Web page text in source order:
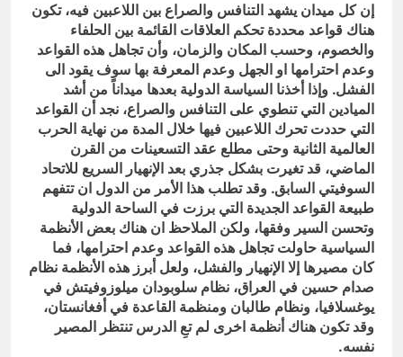
إن كل ميدان يشهد التنافس والصراع بين اللاعبين فيه، تكون
هناك قواعد محددة تحكم العلاقات القائمة بين الحلفاء
والخصوم، وحسب المكان والزمان، وأن تجاهل هذه القواعد
وعدم احترامها او الجهل وعدم المعرفة بها سوف يقود الى
الفشل. وإذا أخذنا السياسة الدولية بعدها ميداناً من أشد
الميادين التي تنطوي على التنافس والصراع، نجد أن القواعد
التي حددت تحرك اللاعبين فيها خلال المدة من نهاية الحرب
العالمية الثانية وحتى مطلع عقد التسعينات من القرن
الماضي، قد تغيرت بشكل جذري بعد الإنهيار السريع للاتحاد
السوفيتي السابق. وقد تطلب هذا الأمر من الدول ان تتفهم
طبيعة القواعد الجديدة التي برزت في الساحة الدولية
وتحسن السير وفقها، ولكن الملاحظ ان هناك بعض الأنظمة
السياسية حاولت تجاهل هذه القواعد وعدم احترامها، فما
كان مصيرها إلا الإنهيار والفشل، ولعل أبرز هذه الأنظمة نظام
صدام حسين في العراق، نظام سلوبودان ميلوزوفيتش في
يوغسلافيا، ونظام طالبان ومنظمة القاعدة في أفغانستان،
وقد تكون هناك أنظمة اخرى لم تعِ الدرس تنتظر المصير
نفسه.